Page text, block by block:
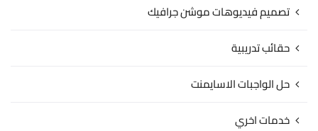
تصميم فيديوهات موشن جرافيك
حقائب تدريبية
حل الواجبات الاسايمنت
خدمات اخري